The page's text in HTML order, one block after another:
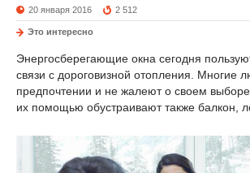
20 января 2016 2 512
Это интересно
Энергосберегающие окна сегодня
связи с дороговизной отопления. Многие
предпочтении и не жалеют о своем
их помощью обустраивают также балкон,